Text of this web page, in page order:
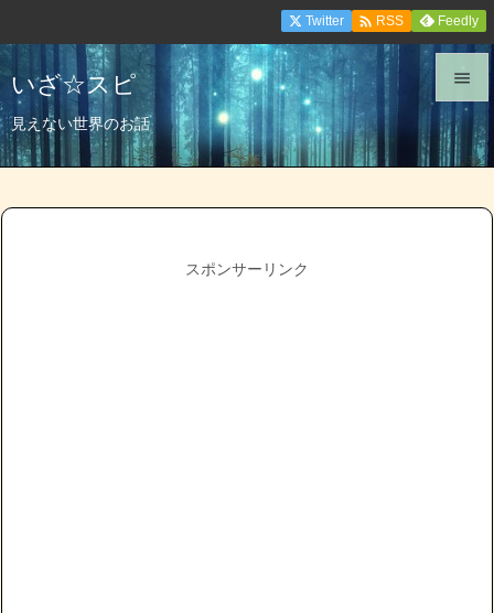
いざ☆スピ
見えない世界のお話


メニュ
サイド
Twitter  RSS Feedly
スポンサーリンク